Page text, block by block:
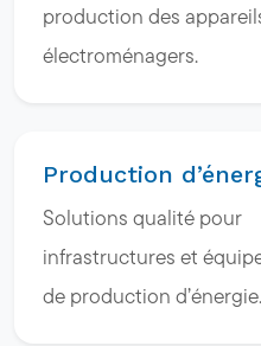
production des
électroménagers.
Production
Solutions qualité pour
infrastructures et
de production d’énergie.